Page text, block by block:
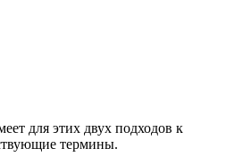
для этих двух подходов к
термины.